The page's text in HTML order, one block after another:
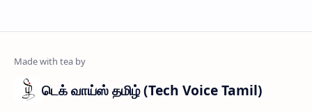
டெக் வாய்ஸ் தமிழ் (Tech Voice Tamil)